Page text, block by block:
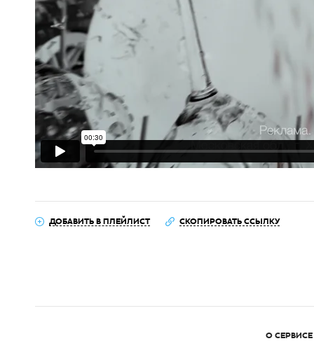
ДОБАВИТЬ В ПЛЕЙЛИСТ СКОПИРОВАТЬ ССЫЛКУ
О СЕРВИСЕ